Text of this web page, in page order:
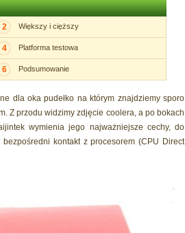
2 Większy i cięższy
4 Platforma testowa
6 Podsumowanie
dla oka pudełko na którym znajdziemy sporo
Z przodu widzimy zdjęcie coolera, a po bokach
wymienia jego najważniejsze cechy, do
kontakt z procesorem (CPU Direct